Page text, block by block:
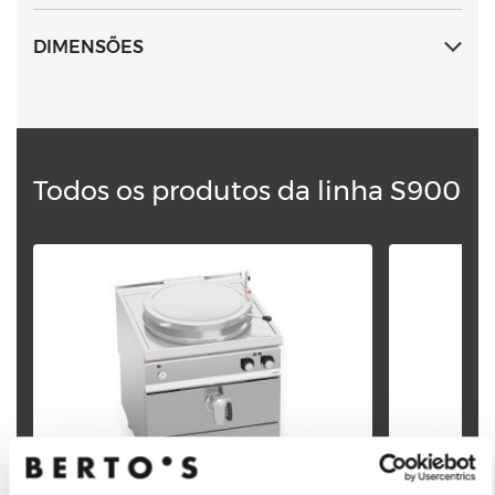
DIMENSÕES
Todos os produtos da linha S900